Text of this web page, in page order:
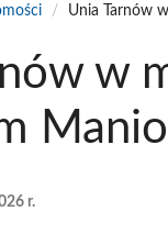
/ Unia Tarnów
w
r.